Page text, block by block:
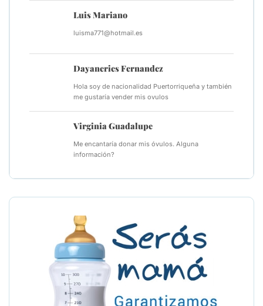
Luis Mariano
luisma771@hotmail.es
Dayaneries Fernandez
Hola soy de nacionalidad Puertorriqueña y también
me gustaría vender mis ovulos
Virginia Guadalupe
Me encantaría donar mis óvulos. Alguna
información?